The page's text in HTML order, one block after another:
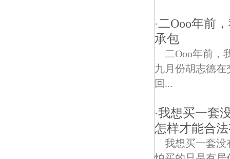
·二Ooo年前
承包
二Ooo年前，
九月份胡志德
回...
·我想买一套
怎样才能合
我想买一套没